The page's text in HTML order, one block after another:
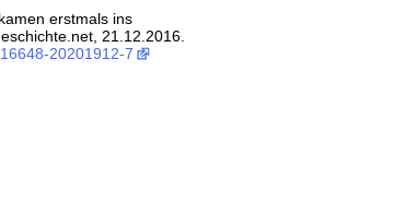
erstmals ins
21.12.2016.
20201912-7